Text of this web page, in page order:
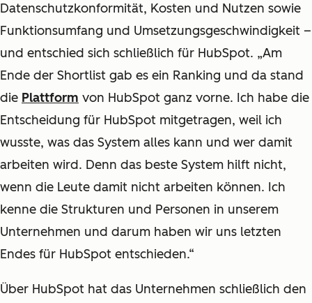
Datenschutzkonformität, Kosten und Nutzen sowie
Funktionsumfang und Umsetzungsgeschwindigkeit –
und entschied sich schließlich für HubSpot. „Am
Ende der Shortlist gab es ein Ranking und da stand
die Plattform von HubSpot ganz vorne. Ich habe die
Entscheidung für HubSpot mitgetragen, weil ich
wusste, was das System alles kann und wer damit
arbeiten wird. Denn das beste System hilft nicht,
wenn die Leute damit nicht arbeiten können. Ich
kenne die Strukturen und Personen in unserem
Unternehmen und darum haben wir uns letzten
Endes für HubSpot entschieden.“
Über HubSpot hat das Unternehmen schließlich den